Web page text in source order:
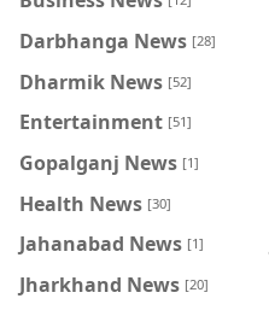
Darbhanga News [28]
Dharmik News [52]
Entertainment [51]
Gopalganj News [1]
Health News [30]
Jahanabad News [1]
Jharkhand News [20]